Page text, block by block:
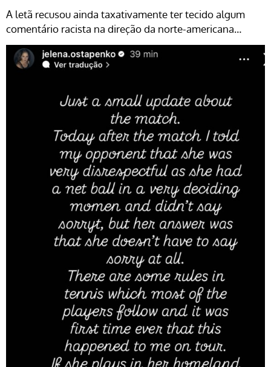
A letã recusou ainda taxativamente ter tecido algum
comentário racista na direção da norte-americana…